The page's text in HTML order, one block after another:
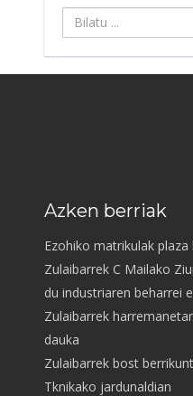
Bilatu
...
Azken berriak
Ezohiko matrikulak
Zulaibarrek C Mailako
du industriaren beharrei
Zulaibarrek
dauka
Zulaibarrek bost
Tknikako jardunaldian